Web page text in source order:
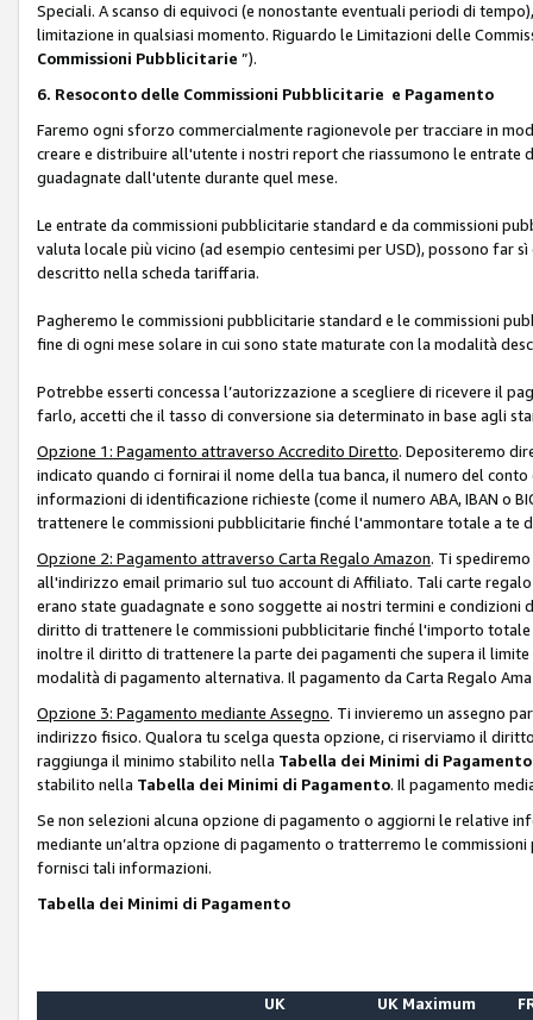
Speciali. A scanso di equivoci (e nonostante eventuali periodi di
limitazione in qualsiasi momento. Riguardo le Limitazioni delle
Commissioni Pubblicitarie ”).
6. Resoconto delle Commissioni Pubblicitarie e Pagamento
Faremo ogni sforzo commercialmente ragionevole per tracciare in
creare e distribuire all'utente i nostri report che riassumono le
guadagnate dall'utente durante quel mese.
Le entrate da commissioni pubblicitarie standard e da commissioni
valuta locale più vicino (ad esempio centesimi per USD), possono far
descritto nella scheda tariffaria.
Pagheremo le commissioni pubblicitarie standard e le commissioni
fine di ogni mese solare in cui sono state maturate con la modalità
Potrebbe esserti concessa l’autorizzazione a scegliere di ricevere il
farlo, accetti che il tasso di conversione sia determinato in base agli
Opzione 1: Pagamento attraverso Accredito Diretto. Depositeremo
indicato quando ci fornirai il nome della tua banca, il numero del
informazioni di identificazione richieste (come il numero ABA, IBAN o
trattenere le commissioni pubblicitarie finché l'ammontare totale a
Opzione 2: Pagamento attraverso Carta Regalo Amazon. Ti
all'indirizzo email primario sul tuo account di Affiliato. Tali carte
erano state guadagnate e sono soggette ai nostri termini e
diritto di trattenere le commissioni pubblicitarie finché l'importo
inoltre il diritto di trattenere la parte dei pagamenti che supera il
modalità di pagamento alternativa. Il pagamento da Carta Regalo
Opzione 3: Pagamento mediante Assegno. Ti invieremo un assegno
indirizzo fisico. Qualora tu scelga questa opzione, ci riserviamo il
raggiunga il minimo stabilito nella Tabella dei Minimi di Pagamento
stabilito nella Tabella dei Minimi di Pagamento. Il pagamento
Se non selezioni alcuna opzione di pagamento o aggiorni le relative
mediante un’altra opzione di pagamento o tratterremo le
fornisci tali informazioni.
Tabella dei Minimi di Pagamento
UK UK Maximum